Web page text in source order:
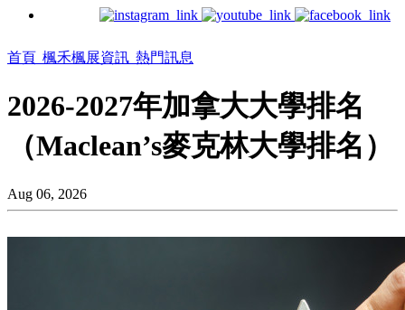
首頁 楓禾楓展資訊 熱門訊息
2026-2027年加拿大大學排名
（Maclean’s麥克林大學排名）
Aug 06, 2026